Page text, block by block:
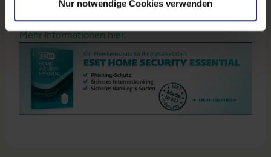
Nur notwendige Cookies verwenden
ESET Security vorinstalliert und 1 Jahr gratis inklusive!
Mehr Informationen hier.